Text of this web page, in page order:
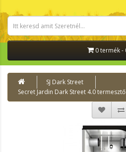
0 termék -
SJ Dark Street
Secret Jardin Dark Street 4.0